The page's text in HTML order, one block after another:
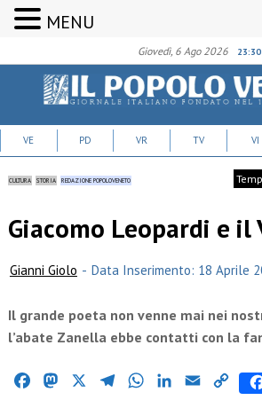
Giovedì, 6 Ago 2026 23:30
VE PD VR TV VI
CULTURA STORIA REDAZIONE POPOLOVENETO
Giacomo Leopardi e il
Gianni Giolo - Data Inserimento: 18 Aprile
Il grande poeta non venne mai nei
l’abate Zanella ebbe contatti con la
FacebookMastodon TelegramWhatsAppLinkedIn
Email Copy
MENU